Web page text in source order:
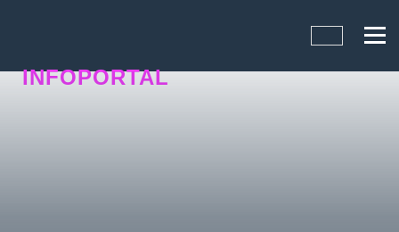
INFOPORTAL